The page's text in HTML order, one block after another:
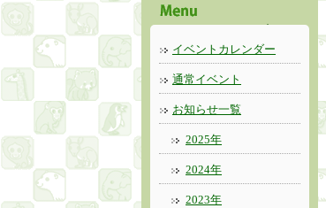
イベントカレンダー
通常イベント
お知らせ一覧
2025年
2024年
2023年